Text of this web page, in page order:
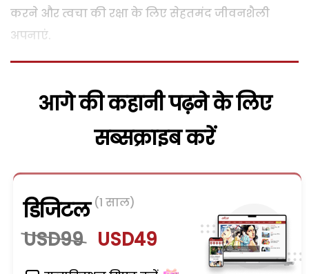
करने और त्वचा की रक्षा के लिए सेहतमंद जीवनशैली
अपनाएं.
आगे की कहानी पढ़ने के लिए
सब्सक्राइब करें
डिजिटल (1 साल)
USD99 USD49